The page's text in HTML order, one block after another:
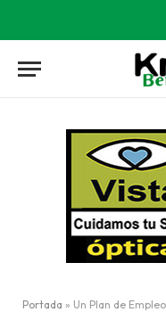
Portada » Un Plan de